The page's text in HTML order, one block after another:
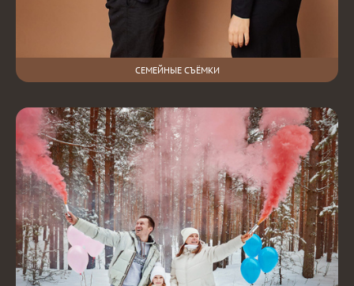
СЕМЕЙНЫЕ СЪЁМКИ